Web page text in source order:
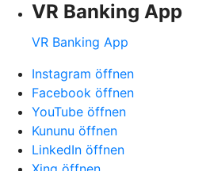
VR Banking App
VR Banking App
Instagram öffnen
Facebook öffnen
YouTube öffnen
Kununu öffnen
LinkedIn öffnen